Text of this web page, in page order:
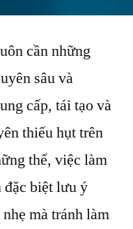
cần những
sâu và
cấp, tái tạo và
thiếu hụt trên
thế, việc làm
đặc biệt lưu ý
mà tránh làm